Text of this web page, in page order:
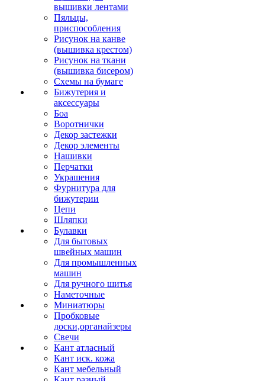
вышивки лентами
Пяльцы,
приспособления
Рисунок на канве
(вышивка крестом)
Рисунок на ткани
(вышивка бисером)
Схемы на бумаге
Бижутерия и
аксессуары
Боа
Воротнички
Декор застежки
Декор элементы
Нашивки
Перчатки
Украшения
Фурнитура для
бижутерии
Цепи
Шляпки
Булавки
Для бытовых
швейных машин
Для промышленных
машин
Для ручного шитья
Наметочные
Миниатюры
Пробковые
доски,органайзеры
Свечи
Кант атласный
Кант иск. кожа
Кант мебельный